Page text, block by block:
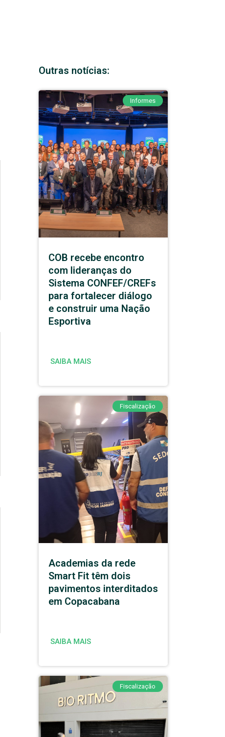
Outras notícias:
Informes
COB recebe encontro
com lideranças do
Sistema CONFEF/CREFs
para fortalecer diálogo
e construir uma Nação
Esportiva
SAIBA MAIS
Fiscalização
Academias da rede
Smart Fit têm dois
pavimentos interditados
em Copacabana
SAIBA MAIS
Fiscalização